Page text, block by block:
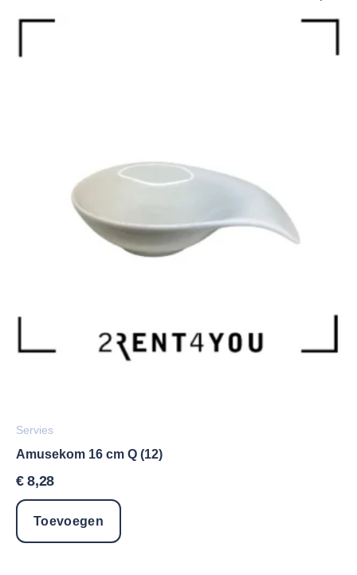
Servies
Amusekom 16 cm Q (12)
€8,28
Toevoegen